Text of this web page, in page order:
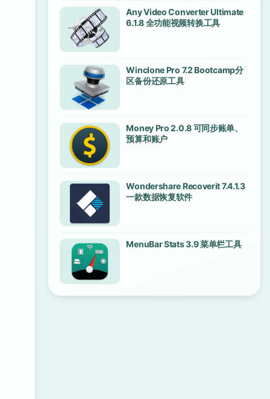
Any Video Converter Ultimate
6.1.8 全功能视频转换工具
Winclone Pro 7.2 Bootcamp分
区备份还原工具
Money Pro 2.0.8 可同步账单、
预算和账户
Wondershare Recoverit 7.4.1.3
一款数据恢复软件
MenuBar Stats 3.9 菜单栏工具